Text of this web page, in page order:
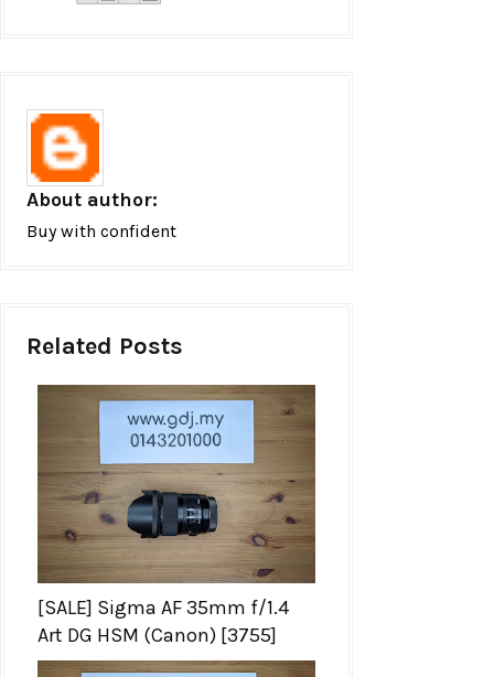
About author:
Buy with confident
Related Posts
[SALE] Sigma AF 35mm f/1.4
Art DG HSM (Canon) [3755]